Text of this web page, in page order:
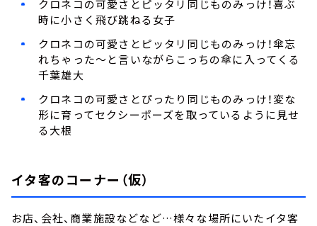
クロネコの可愛さとピッタリ同じものみっけ！喜ぶ
時に小さく飛び跳ねる女子
クロネコの可愛さとピッタリ同じものみっけ！傘忘
れちゃった～と言いながらこっちの傘に入ってくる
千葉雄大
クロネコの可愛さとぴったり同じものみっけ！変な
形に育ってセクシーポーズを取っているように見せ
る大根
イタ客のコーナー（仮）
お店、会社、商業施設などなど…様々な場所にいたイタ客